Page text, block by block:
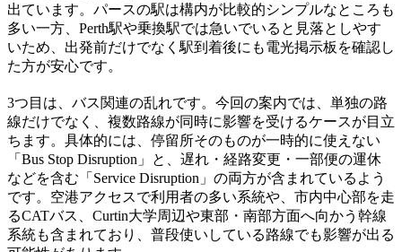
出ています。パースの駅は構内が比較的シンプルなところも
多い一方、Perth駅や乗換駅では急いでいると見落としやす
いため、出発前だけでなく駅到着後にも電光掲示板を確認し
た方が安心です。
3つ目は、バス関連の乱れです。今回の案内では、単独の路
線だけでなく、複数路線が同時に影響を受けるケースが目立
ちます。具体的には、停留所そのものが一時的に使えない
「Bus Stop Disruption」と、遅れ・経路変更・一部便の運休
などを含む「Service Disruption」の両方が含まれているよう
です。空港アクセスで利用者の多い系統や、市内中心部を走
るCATバス、Curtin大学周辺や東部・南部方面へ向かう幹線
系統も含まれており、普段使いしている路線でも影響が出る